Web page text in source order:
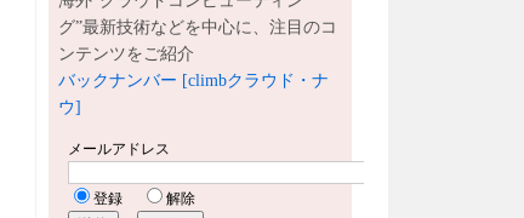
グ”最新技術などを中心に、注目のコ
ンテンツをご紹介
バックナンバー [climbクラウド・ナ
ウ]